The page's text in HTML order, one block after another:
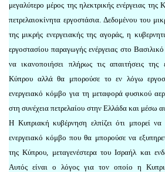
μεγαλύτερο μέρος της ηλεκτρικής ενέργειας
πετρελαιοκίνητα εργοστάσια. Δεδομένου του
της μικρής ενεργειακής της αγοράς, η
εργοστασίου παραγωγής ενέργειας στο
να ικανοποιήσει πλήρως τις απαιτήσεις της
Κύπρου αλλά θα μπορούσε το εν λόγω
ενεργειακό κόμβο για τη μεταφορά φυσικού
στη συνέχεια πετρελαίου στην Ελλάδα και μέσω
Η Κυπριακή κυβέρνηση ελπίζει ότι μπορεί να
ενεργειακό κόμβο που θα μπορούσε να
της Κύπρου, μεταγενέστερα του Ισραήλ και
Αυτός είναι ο λόγος για τον οποίο η